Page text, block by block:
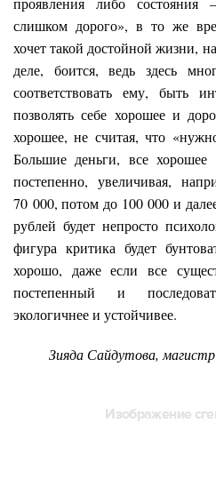
слишком дорого», в то же
хочет такой достойной жизни,
деле, боится, ведь здесь
соответствовать ему, быть
позволять себе хорошее и
хорошее, не считая, что
Большие деньги, все
постепенно, увеличивая,
70 000, потом до 100 000 и
рублей будет непросто
фигура критика будет
хорошо, даже если все
постепенный и
экологичнее и устойчивее.
Зияда Сайдутова,
Изображение